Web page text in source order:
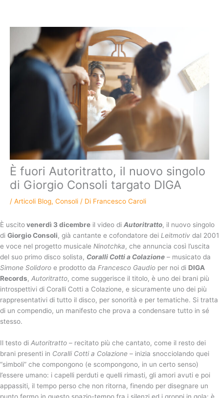
È fuori Autoritratto, il nuovo singolo
di Giorgio Consoli targato DIGA
/ Articoli Blog, Consoli / Di Francesco Caroli
È uscitovenerdì 3 dicembre il video di Autoritratto, il nuovo singolo
di Giorgio Consoli, già cantante e cofondatore dei Leitmotiv dal 2001
e voce nel progetto musicale Ninotchka, che annuncia così l’uscita
del suo primo disco solista, Coralli Cotti a Colazione – musicato da
Simone Solidoro e prodotto da Francesco Gaudio per noi di DIGA
Records, Autoritratto, come suggerisce il titolo, è uno dei brani più
introspettivi di Coralli Cotti a Colazione, e sicuramente uno dei più
rappresentativi di tutto il disco, per sonorità e per tematiche. Si tratta
di un compendio, un manifesto che prova a condensare tutto in sé
stesso.
Il testo di Autoritratto – recitato più che cantato, come il resto dei
brani presenti in Coralli Cotti a Colazione – inizia snocciolando quei
“simboli” che compongono (e scompongono, in un certo senso)
l’essere umano: i capelli perduti e quelli rimasti, gli amori avuti e poi
appassiti, il tempo perso che non ritorna, finendo per disegnare un